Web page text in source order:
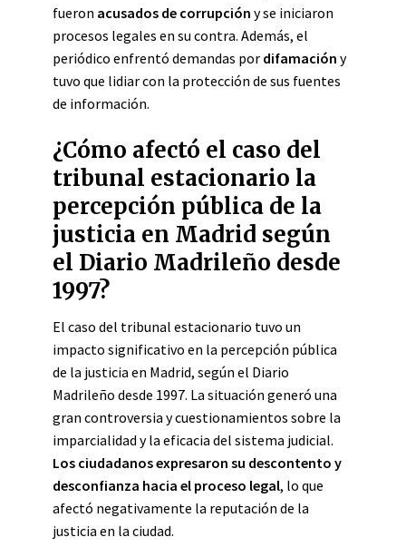
fueron acusados de corrupción y se iniciaron
procesos legales en su contra. Además, el
periódico enfrentó demandas por difamación y
tuvo que lidiar con la protección de sus fuentes
de información.
¿Cómo afectó el caso del
tribunal estacionario la
percepción pública de la
justicia en Madrid según
el Diario Madrileño desde
1997?
El caso del tribunal estacionario tuvo un
impacto significativo en la percepción pública
de la justicia en Madrid, según el Diario
Madrileño desde 1997. La situación generó una
gran controversia y cuestionamientos sobre la
imparcialidad y la eficacia del sistema judicial.
Los ciudadanos expresaron su descontento y
desconfianza hacia el proceso legal, lo que
afectó negativamente la reputación de la
justicia en la ciudad.